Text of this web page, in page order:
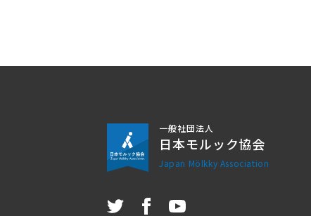
一般社団法人
日本モルック協会
Japan Mölkky Association